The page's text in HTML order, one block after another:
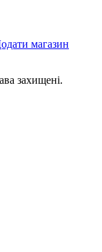
магазин
захищені.